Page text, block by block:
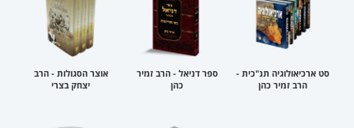
סט ארכיאולוגיה תנ"כית -
הרב זמיר כהן
ספר דניאל - הרב זמיר
כהן
אוצר הסגולות - הרב
יצחק בצרי